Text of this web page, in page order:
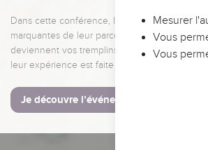
Dans cette conférence, leaders,
marquantes de leur parcours et les clés pour
deviennent vos tremplins. Que vous guidiez
leur expérience est faite pour vous.
Je découvre l’événement
Mesurer
Vous
Vous